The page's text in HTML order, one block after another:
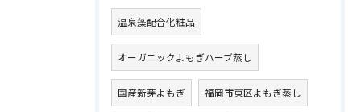
温泉藻配合化粧品
オーガニックよもぎハーブ蒸し
国産新芽よもぎ 福岡市東区よもぎ蒸し